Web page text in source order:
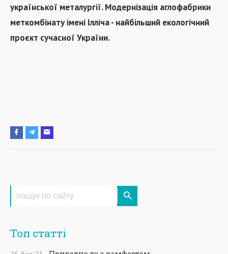
української металургії. Модернізація аглофабрики
меткомбінату імені Ілліча - найбільший екологічний
проєкт сучасної України.
Топ статті